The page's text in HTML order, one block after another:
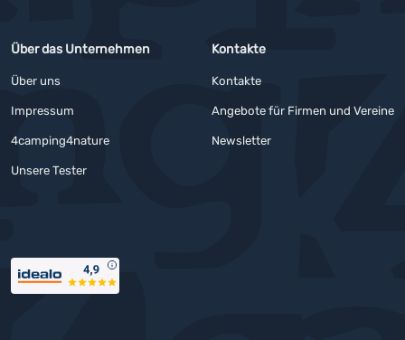
Über das Unternehmen
Über uns
Impressum
4camping4nature
Unsere Tester
Kontakte
Kontakte
Angebote für Firmen und Vereine
Newsletter
Auszeichnungen